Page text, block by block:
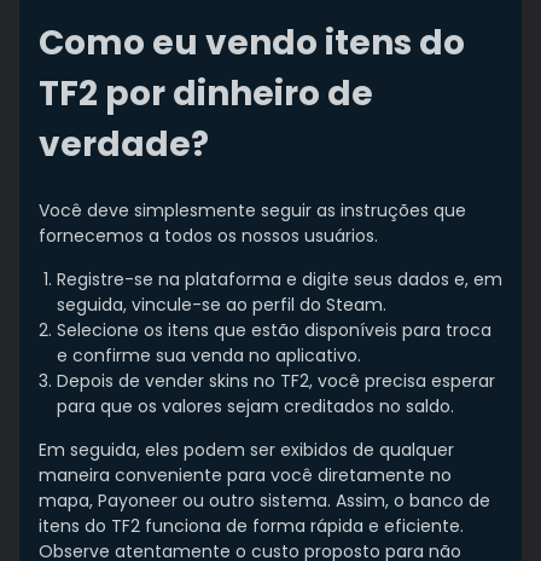
Como eu vendo itens do
TF2 por dinheiro de
verdade?
Você deve simplesmente seguir as instruções que
fornecemos a todos os nossos usuários.
Registre-se na plataforma e digite seus dados e, em
seguida, vincule-se ao perfil do Steam.
Selecione os itens que estão disponíveis para troca
e confirme sua venda no aplicativo.
Depois de vender skins no TF2, você precisa esperar
para que os valores sejam creditados no saldo.
Em seguida, eles podem ser exibidos de qualquer
maneira conveniente para você diretamente no
mapa, Payoneer ou outro sistema. Assim, o banco de
itens do TF2 funciona de forma rápida e eficiente.
Observe atentamente o custo proposto para não